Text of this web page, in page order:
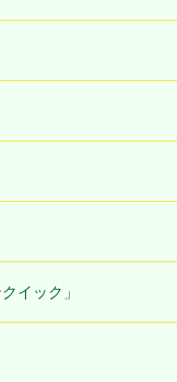
イック」